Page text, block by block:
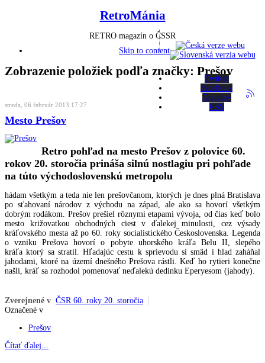
RetroMánia
RETRO magazín o ČSSR
Twitter
Facebook
Google+
RSS
Skip to content
Zobrazenie položiek podľa značky: Prešov
streda, 06 február 2013 17:27
Mesto Prešov
Retro pohľad na mesto Prešov z polovice 60.
rokov 20. storočia prináša silnú nostlagiu pri pohľade
na túto východoslovenskú metropolu
hádam všetkým a teda nie len prešovčanom, ktorých je dnes plná Bratislava
po sťahovaní národov z východu na západ, ale ako sa hovorí všetkým
dobrým rodákom. Prešov prešiel rôznymi etapami vývoja, od čias keď bolo
mesto križovatkou obchodných ciest v ďalekej minulosti, cez výsady
kráľovského mesta až po 60. roky socialistického Československa. Legenda
o vzniku Prešova hovorí o pobyte uhorského kráľa Belu II, slepého
kráľa ktorý sa stratil. Hľadajúc cestu k sprievodu si smäd i hlad zaháňal
jahodami, ktoré na území dnešného Prešova rástli. Keď ho rytieri konečne
našli, kráľ sa rozhodol pomenovať neďalekú dedinku Eperyesom (jahody).
Zverejnené v ČSR 60. roky 20. storočia
Označené v
Prešov
Čítať ďalej...